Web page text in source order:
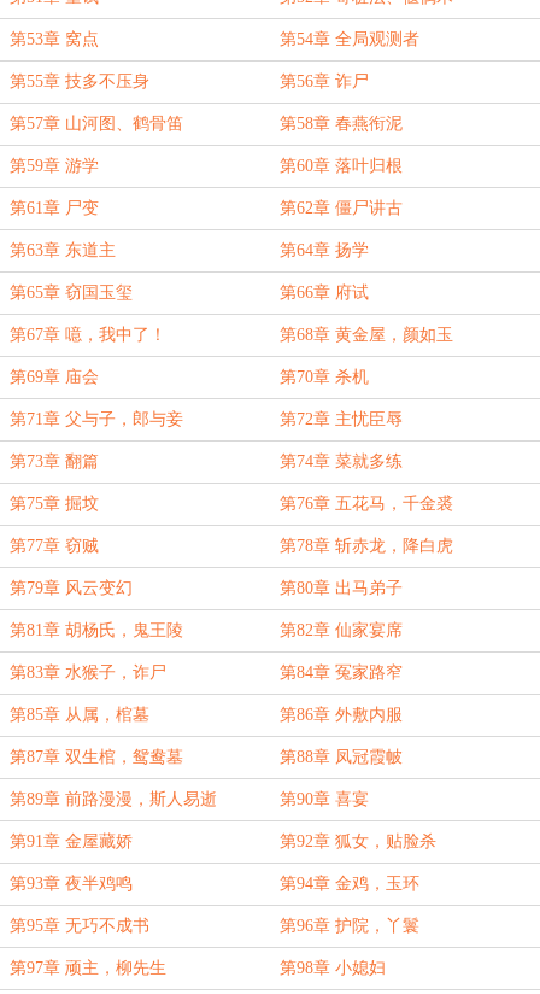
第53章 窝点 第54章 全局观测者
第55章 技多不压身 第56章 诈尸
第57章 山河图、鹤骨笛 第58章 春燕衔泥
第59章 游学 第60章 落叶归根
第61章 尸变 第62章 僵尸讲古
第63章 东道主 第64章 扬学
第65章 窃国玉玺 第66章 府试
第67章 噫，我中了！ 第68章 黄金屋，颜如玉
第69章 庙会 第70章 杀机
第71章 父与子，郎与妾 第72章 主忧臣辱
第73章 翻篇 第74章 菜就多练
第75章 掘坟 第76章 五花马，千金裘
第77章 窃贼 第78章 斩赤龙，降白虎
第79章 风云变幻 第80章 出马弟子
第81章 胡杨氏，鬼王陵 第82章 仙家宴席
第83章 水猴子，诈尸 第84章 冤家路窄
第85章 从属，棺墓 第86章 外敷内服
第87章 双生棺，鸳鸯墓 第88章 凤冠霞帔
第89章 前路漫漫，斯人易逝 第90章 喜宴
第91章 金屋藏娇 第92章 狐女，贴脸杀
第93章 夜半鸡鸣 第94章 金鸡，玉环
第95章 无巧不成书 第96章 护院，丫鬟
第97章 顽主，柳先生 第98章 小媳妇